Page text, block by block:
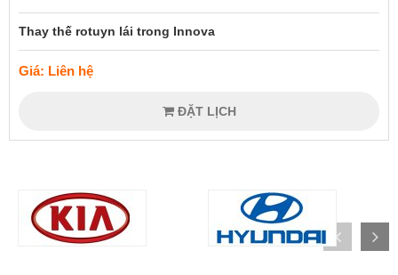
Thay thế rotuyn lái trong Innova
Giá: Liên hệ
ĐẶT LỊCH